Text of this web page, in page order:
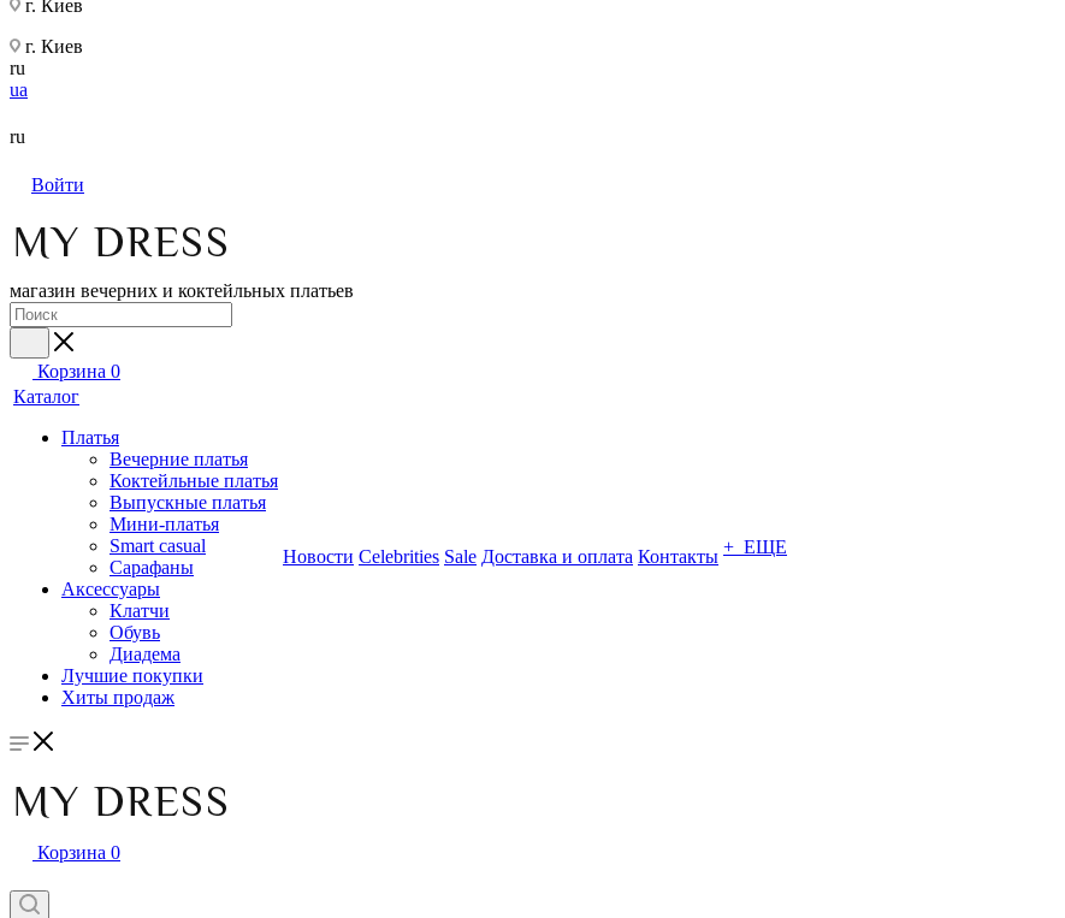
г. Киев
г. Киев
ru
ua
ru
Войти
магазин вечерних и коктейльных платьев
Корзина 0
Каталог
Платья
Вечерние платья
Коктейльные платья
Выпускные платья
Мини-платья
Smart casual
Сарафаны
Аксессуары
Клатчи
Обувь
Диадема
Лучшие покупки
Хиты продаж
Новости Celebrities Sale Доставка и оплата Контакты + ЕЩЕ
Корзина 0